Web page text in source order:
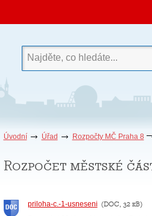
Úvodní Úřad Rozpočty MČ Praha 8
Rozpočet městské
priloha-c.-1-usneseni (DOC, 32 kB)